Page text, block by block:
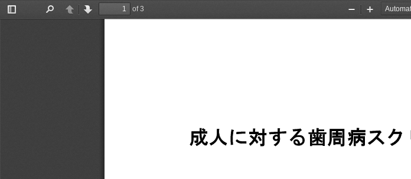
Toggle
PreviousNext
of 3
Zoom
Zoom
成人に対する歯周病ス